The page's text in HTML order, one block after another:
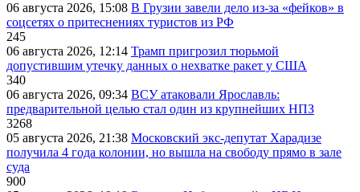
06 августа 2026, 15:08 В Грузии завели дело из-за «фейков» в
соцсетях о притеснениях туристов из РФ
245
06 августа 2026, 12:14 Трамп пригрозил тюрьмой
допустившим утечку данных о нехватке ракет у США
340
06 августа 2026, 09:34 ВСУ атаковали Ярославль:
предварительной целью стал один из крупнейших НПЗ
3268
05 августа 2026, 21:38 Московский экс-депутат Харадизе
получила 4 года колонии, но вышла на свободу прямо в зале
суда
900